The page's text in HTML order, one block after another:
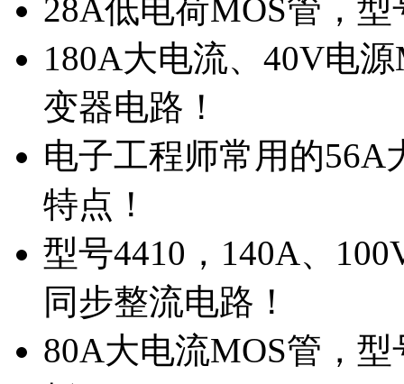
28A低电荷MOS管，
180A大电流、40V电
变器电路！
电子工程师常用的56A
特点！
型号4410，140A、
同步整流电路！
80A大电流MOS管，